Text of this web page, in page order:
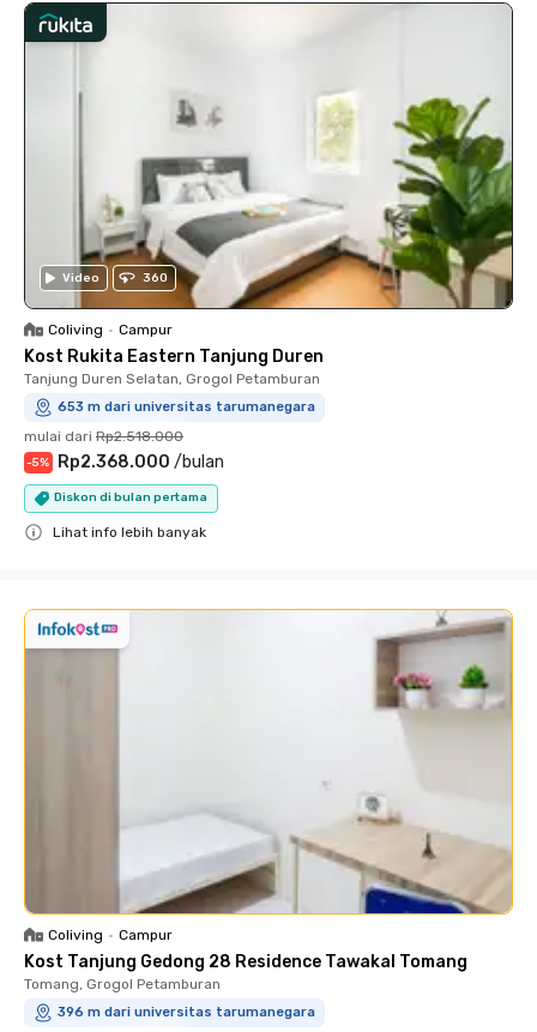
Video 360
Coliving • Campur
Kost Rukita Eastern Tanjung Duren
Tanjung Duren Selatan, Grogol Petamburan
653 m dari universitas tarumanegara
mulai dari Rp2.518.000
-5% Rp2.368.000 /bulan
Diskon di bulan pertama
Lihat info lebih banyak
Coliving • Campur
Kost Tanjung Gedong 28 Residence Tawakal Tomang
Tomang, Grogol Petamburan
396 m dari universitas tarumanegara